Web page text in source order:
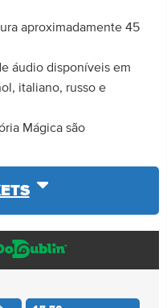
aproximadamente 45
áudio disponíveis em
italiano, russo e
Mágica são